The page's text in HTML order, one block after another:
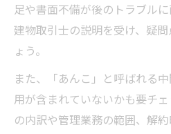
足や書面不備が後のトラブル
建物取引士の説明を受け、疑
ょう。
また、「あんこ」と呼ばれる
用が含まれていないかも要チ
の内訳や管理業務の範囲、解